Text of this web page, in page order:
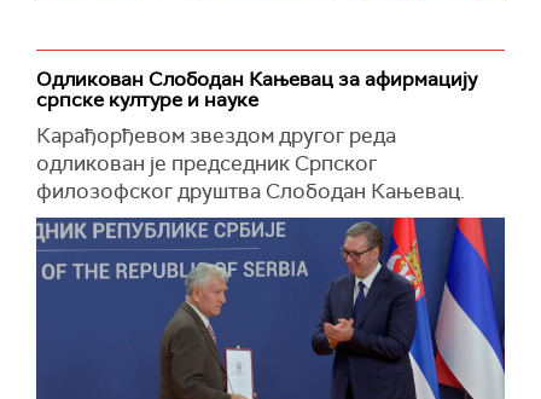
Одликован Слободан Кањевац за афирмацију
српске културе и науке
Карађорђевом звездом другог реда
одликован је председник Српског
филозофског друштва Слободан Кањевац.